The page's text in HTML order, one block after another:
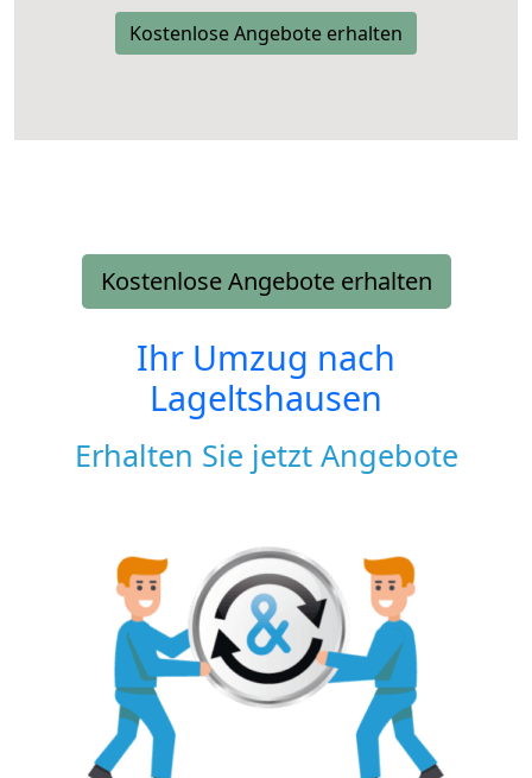
Kostenlose Angebote erhalten
Kostenlose Angebote erhalten
Ihr Umzug nach
Lageltshausen
Erhalten Sie jetzt Angebote